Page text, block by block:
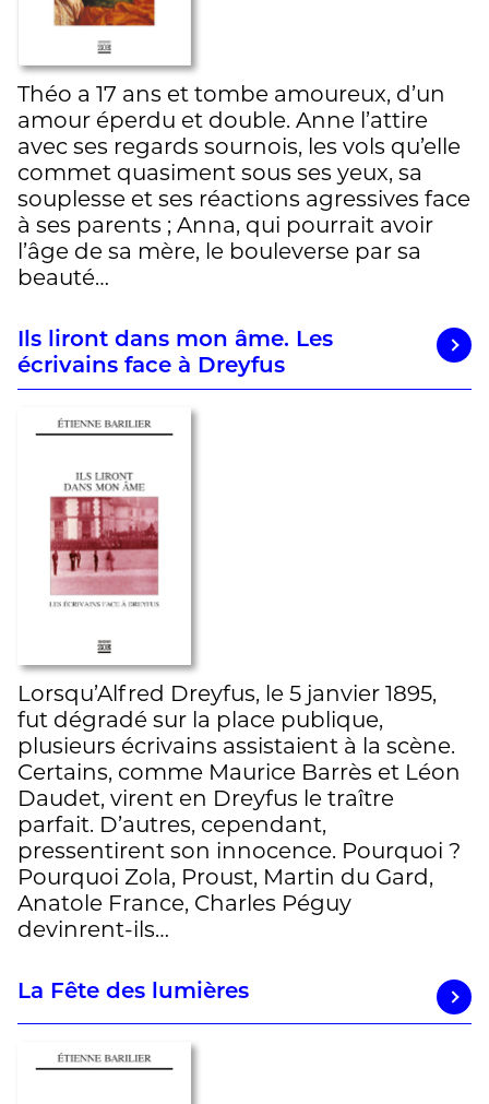
Théo a 17 ans et tombe amoureux, d’un
amour éperdu et double. Anne l’attire
avec ses regards sournois, les vols qu’elle
commet quasiment sous ses yeux, sa
souplesse et ses réactions agressives face
à ses parents ; Anna, qui pourrait avoir
l’âge de sa mère, le bouleverse par sa
beauté…
Ils liront dans mon âme. Les
écrivains face à Dreyfus
Lorsqu’Alfred Dreyfus, le 5 janvier 1895,
fut dégradé sur la place publique,
plusieurs écrivains assistaient à la scène.
Certains, comme Maurice Barrès et Léon
Daudet, virent en Dreyfus le traître
parfait. D’autres, cependant,
pressentirent son innocence. Pourquoi ?
Pourquoi Zola, Proust, Martin du Gard,
Anatole France, Charles Péguy
devinrent-ils…
La Fête des lumières